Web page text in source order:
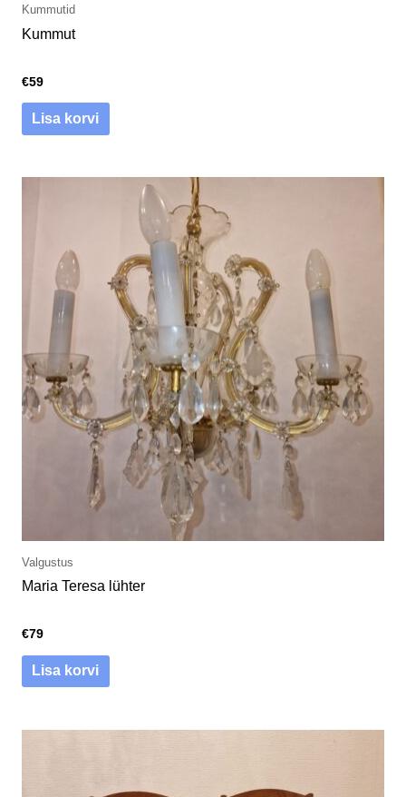
Kummutid
Kummut
€59
Lisa korvi
Valgustus
Maria Teresa lühter
€79
Lisa korvi